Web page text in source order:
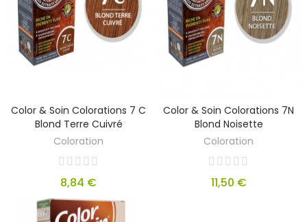
Color & Soin Colorations 7 C
Blond Terre Cuivré
Coloration
8,84 €
Color & Soin Colorations 7N
Blond Noisette
Coloration
11,50 €